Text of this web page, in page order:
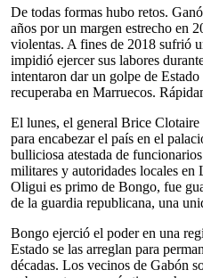
De todas formas hubo retos.
años por un margen estrecho en
violentas. A fines de 2018 sufrió
impidió ejercer sus labores
intentaron dar un golpe de
recuperaba en Marruecos.
El lunes, el general Brice
para encabezar el país en el
bulliciosa atestada de
militares y autoridades locales
Oligui es primo de Bongo, fue
de la guardia republicana, una
Bongo ejerció el poder en una
Estado se las arreglan para
décadas. Los vecinos de Gabón